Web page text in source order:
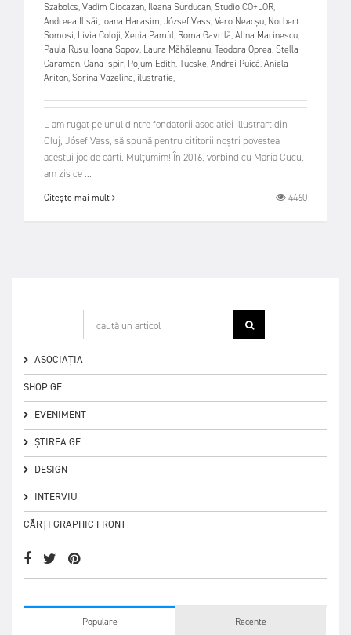
Szabolcs,Vadim Ciocazan, Ileana Surducan,Studio CO+LOR,
Andreea Ilisăi, Ioana Harasim,József Vass,Vero Neacşu, Norbert
Somosi, Livia Coloji,Xenia Pamfil, Roma Gavrilă,Alina Marinescu,
Paula Rusu, Ioana Şopov, Laura Măhăleanu,Teodora Oprea,Stella
Caraman,Oana Ispir, Pojum Edith,Tücske,Andrei Puică,Aniela
Ariton,Sorina Vazelina, ilustratie,
L-am rugat pe unul dintre fondatorii asociației Illustrart din
Cluj, Jósef Vass, să spună pentru cititorii noștri povestea
acestui joc de cărți. Mulțumim! În 2016, vorbind cu Maria Cucu,
am zis ce ...
Citește mai mult 4460
ASOCIAȚIA
SHOP GF
EVENIMENT
ȘTIREA GF
DESIGN
INTERVIU
CĂRȚI GRAPHIC FRONT
Populare Recente